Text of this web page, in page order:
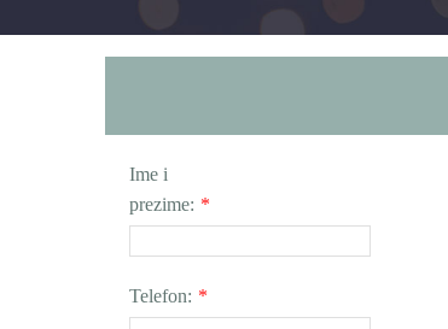
Ime i
prezime: *
Telefon: *